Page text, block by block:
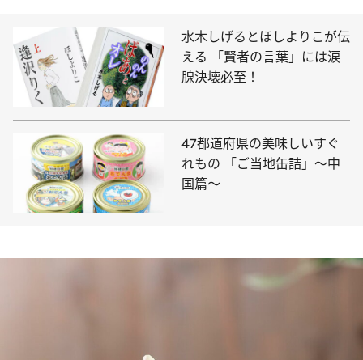
水木しげるとほしよりこが伝
える 「賢者の言葉」には涙
腺決壊必至！
47都道府県の美味しいすぐ
れもの 「ご当地缶詰」～中
国篇～